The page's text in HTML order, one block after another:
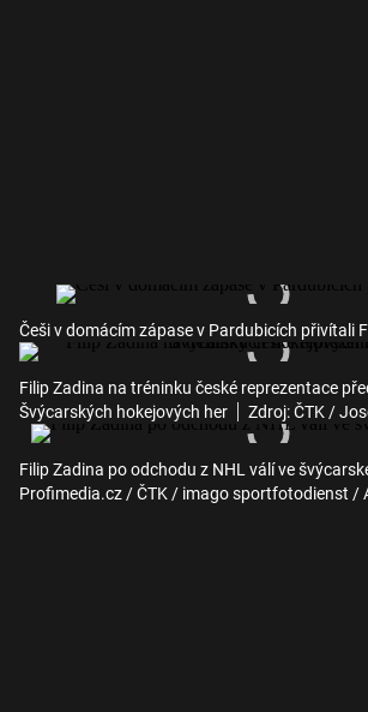
Češi v domácím zápase v Pardubicích přivítali
Filip Zadina na tréninku české reprezentace
Švýcarských hokejových her
Zdroj: ČTK /
Filip Zadina po odchodu z NHL válí ve
Profimedia.cz / ČTK / imago sportfotodienst /